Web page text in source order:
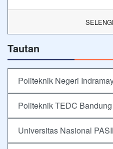
Tautan
Politeknik Negeri
Politeknik TEDC Bandung
Universitas Nasional